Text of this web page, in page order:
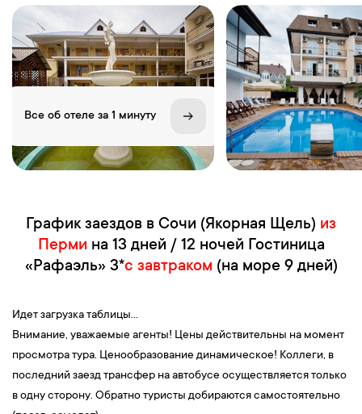
Все об отеле за 1 минуту
График заездов в Сочи (Якорная Щель) из
Перми на 13 дней / 12 ночей Гостиница
«Рафаэль» 3*с завтраком (на море 9 дней)
Идет загрузка таблицы...
Внимание, уважаемые агенты! Цены действительны на момент
просмотра тура. Ценообразование динамическое! Коллеги, в
последний заезд трансфер на автобусе осуществляется только
в одну сторону. Обратно туристы добираются самостоятельно